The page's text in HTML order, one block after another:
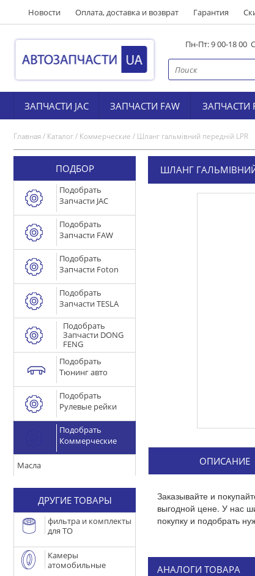
Новости Оплата, доставка и возврат Гарантия
Пн-Пт: 9 00-18 00
ЗАПЧАСТИ JAC ЗАПЧАСТИ FAW ЗАПЧАСТИ
Главная/ Каталог/ Коммерческие / Шланг гальмівний передній LPR
ПОДБОР
Подобрать
Запчасти JAC
Подобрать
Запчасти FAW
Подобрать
Запчасти Foton
Подобрать
Запчасти TESLA
Подобрать
Запчасти DONG
FENG
Подобрать
Тюнинг авто
Подобрать
Рулевые рейки
Подобрать
Коммерческие
Масла
ДРУГИЕ ТОВАРЫ
фильтра и комплекты
для ТО
Камеры
атомобильные
ШЛАНГ ГАЛЬМІВНИЙ
ОПИСАНИЕ
Заказывайте и
выгодной цене. У нас
покупку и подобрать
АНАЛОГИ ТОВАРА